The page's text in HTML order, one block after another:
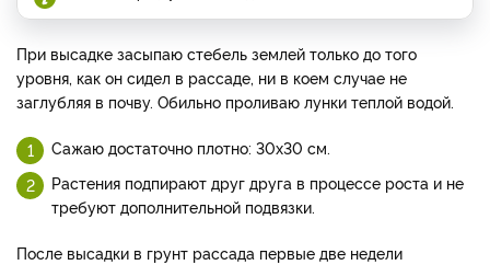
При высадке засыпаю стебель землей только до того
уровня, как он сидел в рассаде, ни в коем случае не
заглубляя в почву. Обильно проливаю лунки теплой водой.
Сажаю достаточно плотно: 30х30 см.
Растения подпирают друг друга в процессе роста и не
требуют дополнительной подвязки.
После высадки в грунт рассада первые две недели